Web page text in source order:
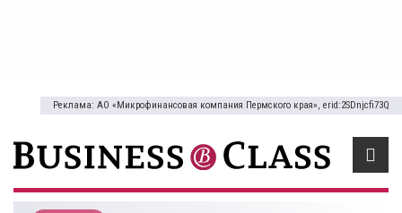
Реклама: АО «Микрофинансовая компания Пермского края», erid:2SDnjcfi73Q